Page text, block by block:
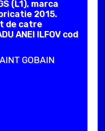
(L1), marca
2015.
de catre
ANEI ILFOV cod
GOBAIN